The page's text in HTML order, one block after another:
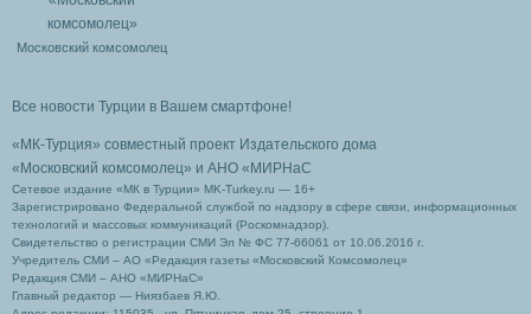
Московский комсомолец
Все новости Турции в Вашем смартфоне!
«МК-Турция» совместный проект Издательского дома
«Московский комсомолец» и АНО «МИРНаС
Сетевое издание «МК в Турции» MK-Turkey.ru — 16+
Зарегистрировано Федеральной службой по надзору в сфере связи, информационных
технологий и массовых коммуникаций (Роскомнадзор).
Свидетельство о регистрации СМИ Эл № ФС 77-66061 от 10.06.2016 г.
Учредитель СМИ – АО «Редакция газеты «Московский Комсомолец»
Редакция СМИ – АНО «МИРНаС»
Главный редактор — Ниязбаев Я.Ю.